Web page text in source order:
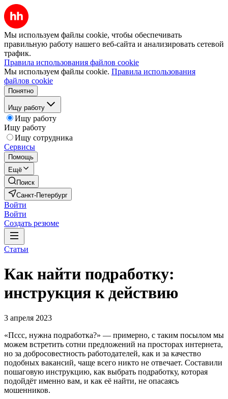
Мы используем файлы cookie, чтобы обеспечивать
правильную работу нашего веб-сайта и анализировать сетевой
трафик.
Правила использования файлов cookie
Мы используем файлы cookie. Правила использования
файлов cookie
Понятно
Ищу работу
Ищу работу
Ищу работу
Ищу сотрудника
Сервисы
Помощь
Ещё
Поиск
Санкт-Петербург
Войти
Войти
Создать резюме
Статьи
Как найти подработку:
инструкция к действию
3 апреля 2023
«Пссс, нужна подработка?» — примерно, с таким посылом мы
можем встретить сотни предложений на просторах интернета,
но за добросовестность работодателей, как и за качество
подобных вакансий, чаще всего никто не отвечает. Составили
пошаговую инструкцию, как выбрать подработку, которая
подойдёт именно вам, и как её найти, не опасаясь
мошенников.